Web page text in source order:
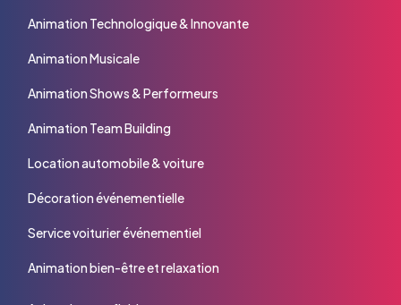
Animation Technologique & Innovante
Animation Musicale
Animation Shows & Performeurs
Animation Team Building
Location automobile & voiture
Décoration événementielle
Service voiturier événementiel
Animation bien-être et relaxation